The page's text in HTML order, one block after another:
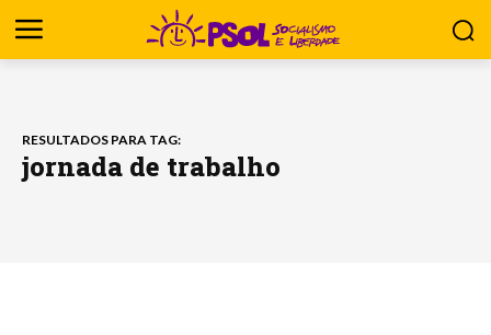
RESULTADOS PARA TAG:
jornada de trabalho